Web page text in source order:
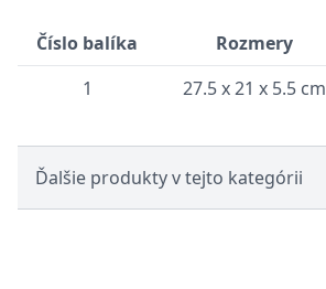
Číslo balíka Rozmery
1
27.5 x 21 x 5.5 cm
Ďalšie produkty v tejto kategórii